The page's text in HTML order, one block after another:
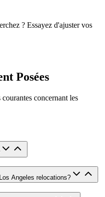
? Essayez d'ajuster vos
Posées
concernant les
Angeles relocations?